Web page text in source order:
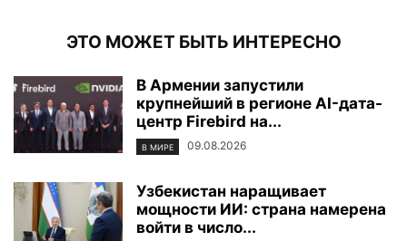
ЭТО МОЖЕТ БЫТЬ ИНТЕРЕСНО
В Армении запустили
крупнейший в регионе AI-дата-
центр Firebird на...
В МИРЕ 09.08.2026
Узбекистан наращивает
мощности ИИ: страна намерена
войти в число...